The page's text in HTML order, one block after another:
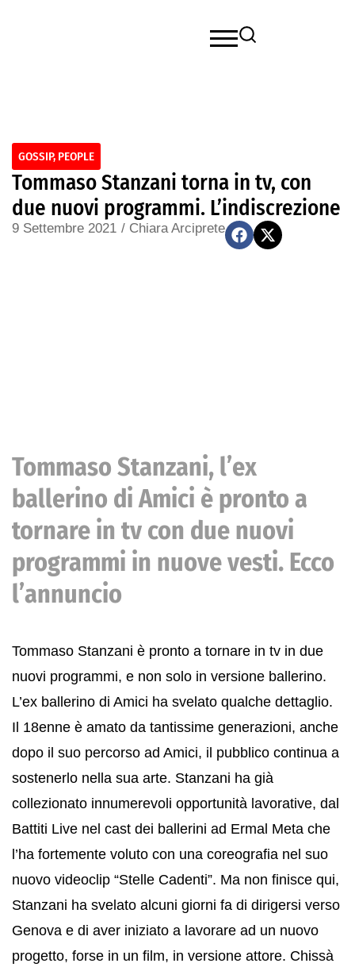
GOSSIP, PEOPLE
Tommaso Stanzani torna in tv, con
due nuovi programmi. L’indiscrezione
9 Settembre 2021 / Chiara Arciprete
Tommaso Stanzani, l’ex
ballerino di Amici è pronto a
tornare in tv con due nuovi
programmi in nuove vesti. Ecco
l’annuncio
Tommaso Stanzani è pronto a tornare in tv in due
nuovi programmi, e non solo in versione ballerino.
L’ex ballerino di Amici ha svelato qualche dettaglio.
Il 18enne è amato da tantissime generazioni, anche
dopo il suo percorso ad Amici, il pubblico continua a
sostenerlo nella sua arte. Stanzani ha già
collezionato innumerevoli opportunità lavorative, dal
Battiti Live nel cast dei ballerini ad Ermal Meta che
l’ha fortemente voluto con una coreografia nel suo
nuovo videoclip “Stelle Cadenti”. Ma non finisce qui,
Stanzani ha svelato alcuni giorni fa di dirigersi verso
Genova e di aver iniziato a lavorare ad un nuovo
progetto, forse in un film, in versione attore. Chissà